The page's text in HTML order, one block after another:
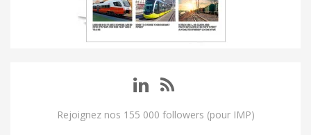
Rejoignez nos 155 000 followers (pour IMP)